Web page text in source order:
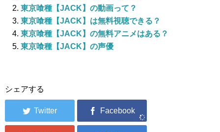
東京喰種【JACK】の動画って？
東京喰種【JACK】は無料視聴できる？
東京喰種【JACK】の無料アニメはある？
東京喰種【JACK】の声優
シェアする